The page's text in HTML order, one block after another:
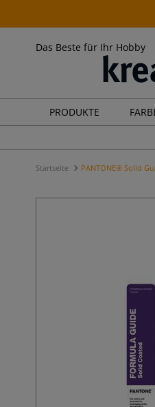
Das Beste für Ihr Hobby
PRODUKTE
Startseite PANTONE® Solid